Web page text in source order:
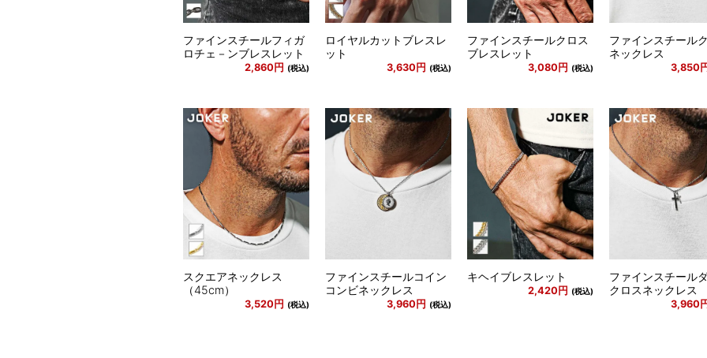
ファインスチールフィガ
ロチェ－ンブレスレット
2,860円 (税込)
ロイヤルカットブレスレ
ット
3,630円 (税込)
ファインスチールクロス
ブレスレット
3,080円 (税込)
ファインスチール
ネックレス
3,850
スクエアネックレス
（45cm）
3,520円 (税込)
ファインスチールコイン
コンビネックレス
3,960円 (税込)
キヘイブレスレット
2,420円 (税込)
ファインスチール
クロスネックレス
3,960